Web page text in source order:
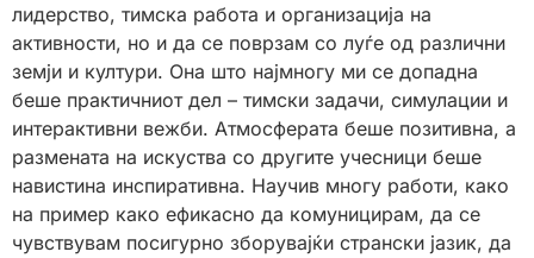
лидерство, тимска работа и организација на
активности, но и да се поврзам со луѓе од различни
земји и култури. Она што најмногу ми се допадна
беше практичниот дел – тимски задачи, симулации и
интерактивни вежби. Атмосферата беше позитивна, а
размената на искуства со другите учесници беше
навистина инспиративна. Научив многу работи, како
на пример како ефикасно да комуницирам, да се
чувствувам посигурно зборувајќи странски јазик, да